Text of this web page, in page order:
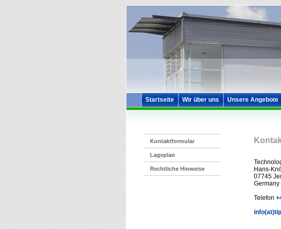
Startseite Wir über uns Unsere Angebote
Kontaktformular
Lageplan
Rechtliche Hinweise
Hans-
07745
Germany
Telefon